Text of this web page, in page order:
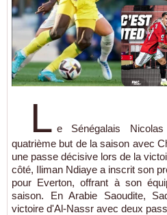
L e Sénégalais
quatrième but de la saison avec
une passe décisive lors de la
côté, Iliman Ndiaye a inscrit son
pour Everton, offrant à son
saison. En Arabie Saoudite,
victoire d'Al-Nassr avec deux